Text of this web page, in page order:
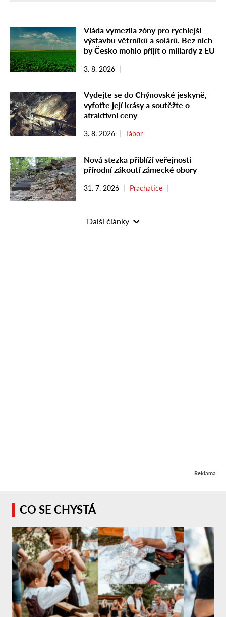
Vláda vymezila zóny pro rychlejší
výstavbu větrníků a solárů. Bez nich
by Česko mohlo přijít o miliardy z EU
3. 8. 2026
Vydejte se do Chýnovské jeskyně,
vyfoťte její krásy a soutěžte o
atraktivní ceny
3. 8. 2026 Tábor
Nová stezka přiblíží veřejnosti
přírodní zákoutí zámecké obory
31. 7. 2026 Prachatice
Další články
Reklama
CO SE CHYSTÁ